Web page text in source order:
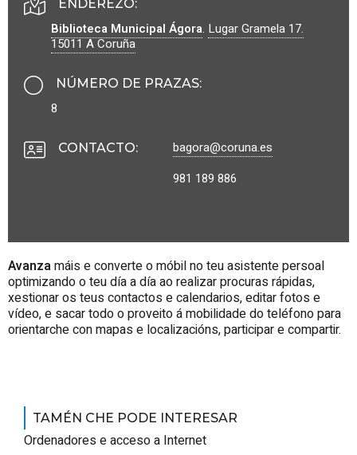
ENDEREZO:
Biblioteca Municipal Ágora. Lugar Gramela 17.
15011A Coruña
NÚMERO DE PRAZAS:
8
CONTACTO:
bagora@coruna.es
981 189 886
Avanzamáis e converte o móbil no teu asistente persoal
optimizando o teu día a día ao realizar procuras rápidas,
xestionar os teus contactos e calendarios, editar fotos e
vídeo, e sacar todo o proveito á mobilidade do teléfono para
orientarche con mapas e localizacións, participar e compartir.
TAMÉN CHE PODE INTERESAR
Ordenadores e acceso a Internet